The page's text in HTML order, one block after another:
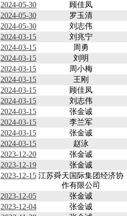
2024-05-30
顾佳凤
2024-05-30
罗玉清
2024-05-30
刘志伟
2024-03-15
刘兆宁
2024-03-15
周勇
2024-03-15
刘明
2024-03-15
周小梅
2024-03-15
王刚
2024-03-15
顾佳凤
2024-03-15
刘志伟
2024-03-15
张金诚
2024-03-15
李兰军
2024-03-15
张金诚
2024-03-15
赵泳
2023-12-20
张金诚
2023-12-19
张金诚
2023-12-15 江苏舜天国际集团经济协
作有限公司
2023-12-05 张金诚
2023-12-04
张金诚